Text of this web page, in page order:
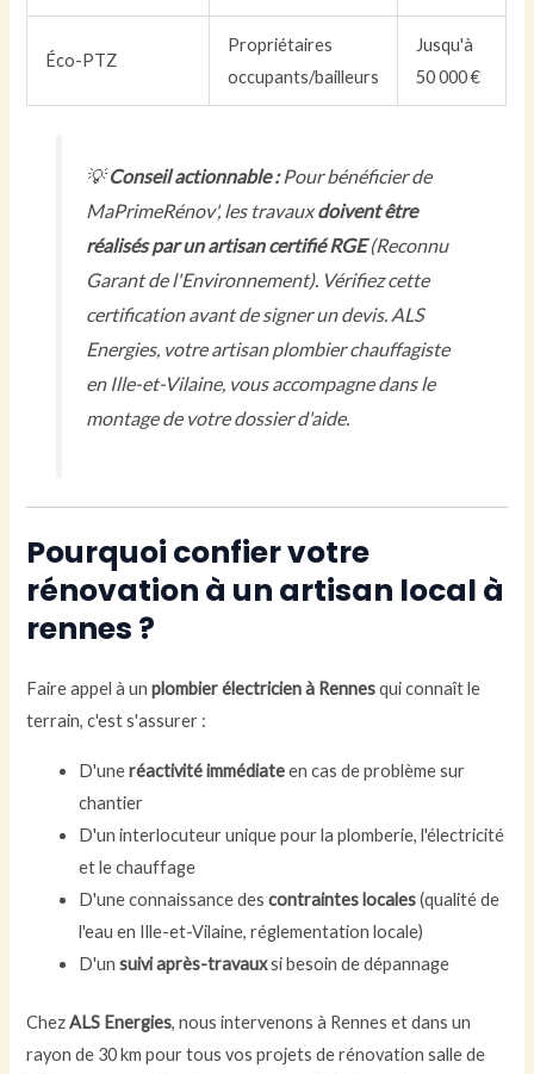
Éco-PTZ
Propriétaires
occupants/bailleurs
Jusqu'à
50 000 €
💡Conseil actionnable :Pour bénéficier de
MaPrimeRénov', les travauxdoivent être
réalisés par un artisan certifié RGE(Reconnu
Garant de l'Environnement). Vérifiez cette
certification avant de signer un devis. ALS
Energies, votre artisan plombier chauffagiste
en Ille-et-Vilaine, vous accompagne dans le
montage de votre dossier d'aide.
Pourquoi confier votre
rénovation à un artisan local à
rennes ?
Faire appel à unplombier électricien à Rennesqui connaît le
terrain, c'est s'assurer :
D'uneréactivité immédiateen cas de problème sur
chantier
D'un interlocuteur unique pour la plomberie, l'électricité
et le chauffage
D'une connaissance descontraintes locales(qualité de
l'eau en Ille-et-Vilaine, réglementation locale)
D'unsuivi après-travauxsi besoin de dépannage
ChezALS Energies, nous intervenons à Rennes et dans un
rayon de 30 km pour tous vos projets de rénovation salle de